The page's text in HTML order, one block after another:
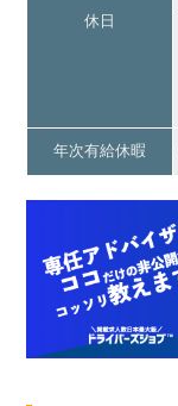
休日
年次有給休暇